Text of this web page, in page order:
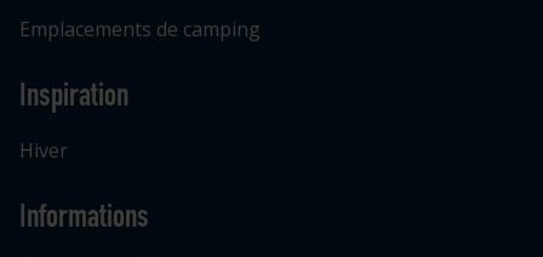
Emplacements de camping
Inspiration
Hiver
Informations